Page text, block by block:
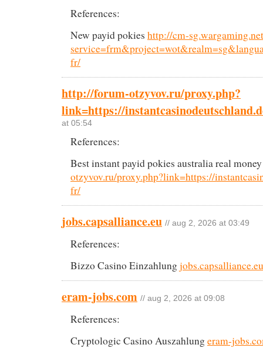
References:
New payid pokies http://cm-
fr/
http://forum-otzyvov.ru/proxy.php?
link=https://
at 05:54
References:
Best instant payid pokies australia real
otzyvov.ru/proxy.php?link=https://
fr/
jobs.capsalliance.eu // aug 2, 2026 at 03:49
References:
Bizzo Casino Einzahlungjobs.capsalliance.eu
eram-jobs.com // aug 2, 2026 at 09:08
References:
Cryptologic Casino Auszahlungeram-